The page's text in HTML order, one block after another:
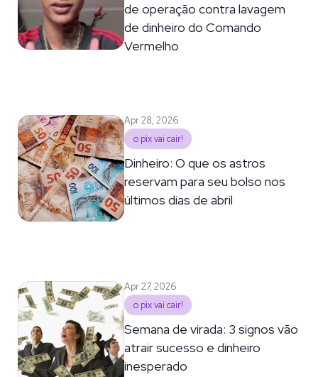
de operação contra lavagem
de dinheiro do Comando
Vermelho
Apr 28, 2026
o pix vai cair!
Dinheiro: O que os astros
reservam para seu bolso nos
últimos dias de abril
Apr 27, 2026
o pix vai cair!
Semana de virada: 3 signos vão
atrair sucesso e dinheiro
inesperado